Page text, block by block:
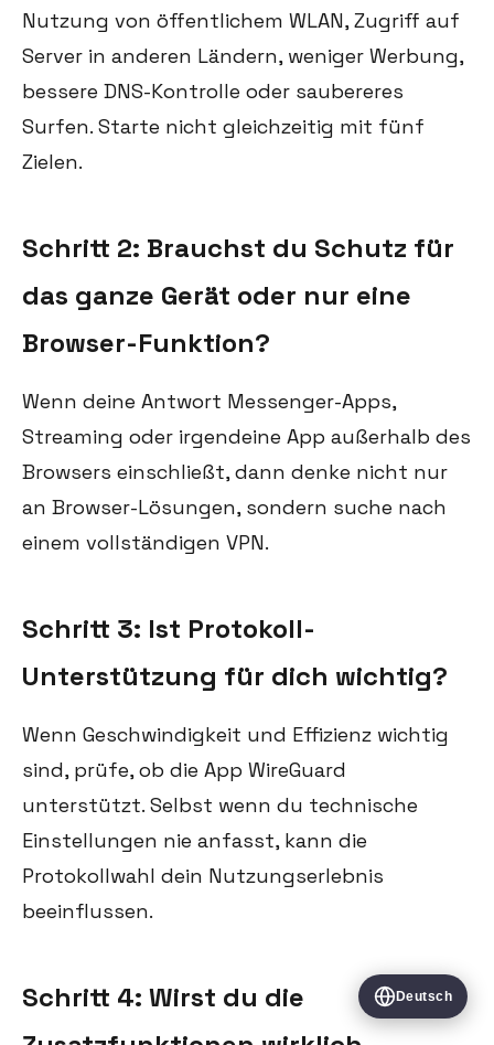
Nutzung von öffentlichem WLAN, Zugriff auf
Server in anderen Ländern, weniger Werbung,
bessere DNS-Kontrolle oder saubereres
Surfen. Starte nicht gleichzeitig mit fünf
Zielen.
Schritt 2: Brauchst du Schutz für
das ganze Gerät oder nur eine
Browser-Funktion?
Wenn deine Antwort Messenger-Apps,
Streaming oder irgendeine App außerhalb des
Browsers einschließt, dann denke nicht nur
an Browser-Lösungen, sondern suche nach
einem vollständigen VPN.
Schritt 3: Ist Protokoll-
Unterstützung für dich wichtig?
Wenn Geschwindigkeit und Effizienz wichtig
sind, prüfe, ob die App WireGuard
unterstützt. Selbst wenn du technische
Einstellungen nie anfasst, kann die
Protokollwahl dein Nutzungserlebnis
beeinflussen.
Schritt 4: Wirst du die
Deutsch